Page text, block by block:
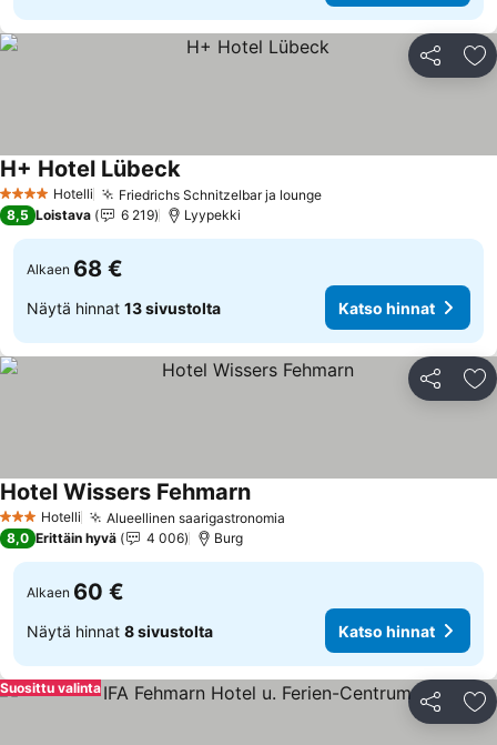
Jaa
4 Tähtiluokitus
Hotelli Friedrichs Schnitzelbar ja lounge
H+ Hotel Lübeck
8,5 Loistava 6 219 Lyypekki
Alkaen 68 €
Näytä hinnat 13 sivustolta Katso hinnat
Jaa
3 Tähtiluokitus
Hotelli Alueellinen saarigastronomia
Hotel Wissers Fehmarn
8,0 Erittäin hyvä 4 006 Burg
Alkaen 60 €
Näytä hinnat 8 sivustolta Katso hinnat
Jaa
Suosittu valinta